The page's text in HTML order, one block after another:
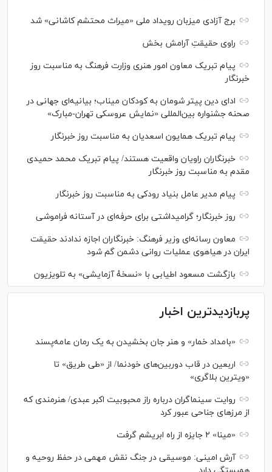
برج آزادی میزبان رویداد ملی «میراث محتشم کاشانی» شد
راوی حقیقتِ آرامش بخش
پیام تبریک معاون امور هنری وزارت فرهنگ به مناسبت روز
خبرنگار
ادای دین پیتر شومان به کودکان میناب؛ بیانیه‌ای جهانی در
صحنه جشنواره بین‌المللی «نمایش عروسکی تهران-مبارک»
پیام تبریک همایون اسعدیان به مناسبت روز خبرنگار
خبرنگاران راویان واقعیت هستند/ پیام تبریک محمد حمیدی
مقدم به مناسبت روز خبرنگار
پیام مدیر عامل بنیاد رودکی به مناسبت روز خبرنگار
روز خبرنگار؛ گرامیداشتی برای حرفه‌ای در آستانه فراموشی
معاون رسانه‌ای وزیر فرهنگ: خبرنگاران اجازه ندادند حقیقت
ایران در هیاهوی عملیات روانی دشمن گم شود
بازگشت مسعود اطیابی با «نسخهٔ آزمایشی» به تلویزیون
پربازدیدترین اخبار
«بامداد خمار» و هنر جان بخشیدن به یک رمان عامه‌پسند
اربعین در قاب دوربین‌های خودنما/ از «طی طریق» تا
«ویترین بلاگری»
روایت سینماگران درباره راز محبوبیت اکبر عبدی/ هنرمندی که
از مرزهای جناحی عبور کرد
«مینا» ۲ جایزه از راه ابریشم گرفت
آرش امینی: موسیقی در جنگ نقش مهمی در حفظ روحیه و